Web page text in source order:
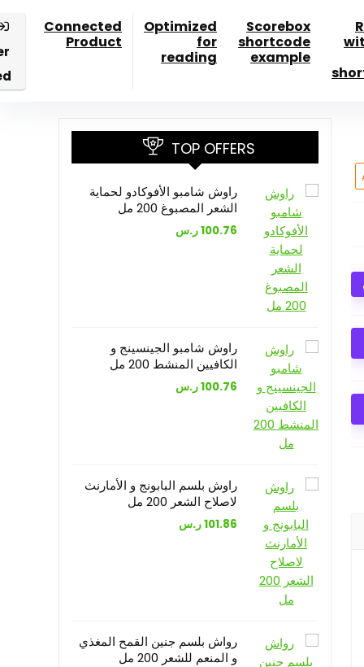
Scorebox
shortcode
example
Optimized
for
reading
Connected
Product
TOP OFFERS
راوش شامبو الأفوكادو لحماية
الشعر المصبوغ 200 مل
100.76ر.س
راوش شامبو الجينسينج و
الكافيين المنشط 200 مل
100.76ر.س
راوش بلسم البابونج و الأمارنث
لاصلاح الشعر 200 مل
101.86ر.س
رواش بلسم جنين القمح المغذي
و المنعم للشعر 200 مل